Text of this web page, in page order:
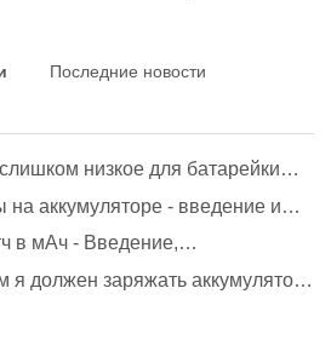
Последние новости
низкое для батарейки
на аккумуляторе - введение и
в мАч - Введение,
я должен заряжать аккумулятор